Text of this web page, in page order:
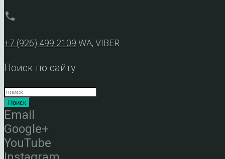
phone
+7 (926) 499 2109 WA, VIBER
Поиск по сайту
Поиск
Email
Google+
YouTube